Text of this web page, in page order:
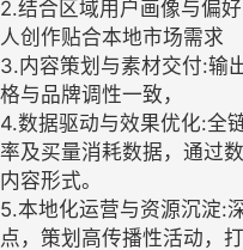
2.结合区域用户画像与偏
人创作贴合本地市场需求
3.内容策划与素材交付:输
格与品牌调性一致，
4.数据驱动与效果优化:全
率及买量消耗数据，通过
内容形式。
5.本地化运营与资源沉淀:
点，策划高传播性活动，